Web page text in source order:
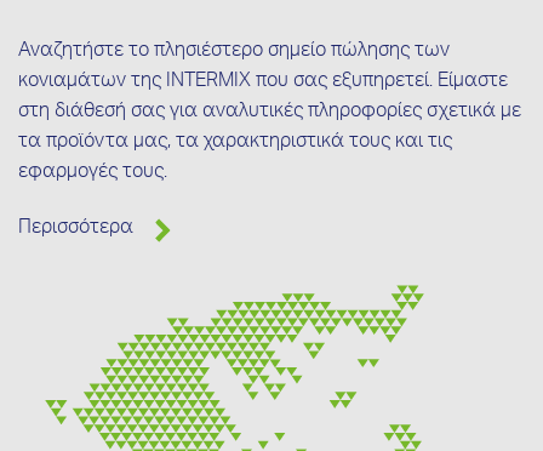
Αναζητήστε το πλησιέστερο σημείο πώλησης των
κονιαμάτων της INTERMIX που σας εξυπηρετεί. Είμαστε
στη διάθεσή σας για αναλυτικές πληροφορίες σχετικά με
τα προϊόντα μας, τα χαρακτηριστικά τους και τις
εφαρμογές τους.
Περισσότερα